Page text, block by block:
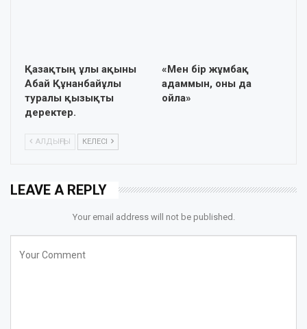
Қазақтың ұлы ақыны
Абай Құнанбайұлы
туралы қызықты
деректер.
«Мен бір жұмбақ
адаммын, оны да
ойла»
АЛДЫҢҒЫ КЕЛЕСІ
LEAVE A REPLY
Your email address will not be published.